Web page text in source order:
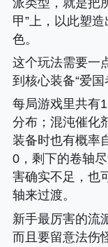
派类型，就是把
甲”上，以此塑
色。
这个玩法需要一
到核心装备“爱国
每局游戏里共有
分布；混沌催化
装备时也有概率
0，剩下的卷轴
害确实不足，也
轴来过渡。
新手最厉害的流
而且要留意法伤